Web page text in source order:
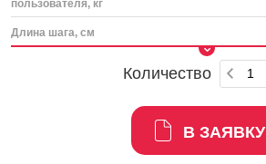
пользователя, кг
Длина шага, см
Количество
В ЗАЯВКУ